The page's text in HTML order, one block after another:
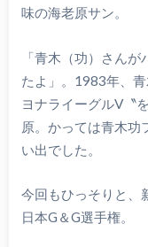
味の海老原サン。
「青木（功）さん
たよ」。1983年、
ヨナライーグルV〝
原。かっては青木功
い出でした。
今回もひっそりと、
日本G＆G選手権。